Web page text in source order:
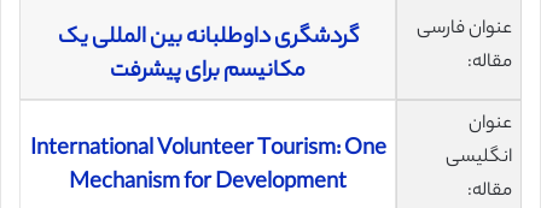
عنوان فارسی
مقاله:
گردشگری داوطلبانه بین المللی یک
مکانیسم برای پیشرفت
عنوان
انگلیسی
مقاله:
International Volunteer Tourism: One
Mechanism for Development